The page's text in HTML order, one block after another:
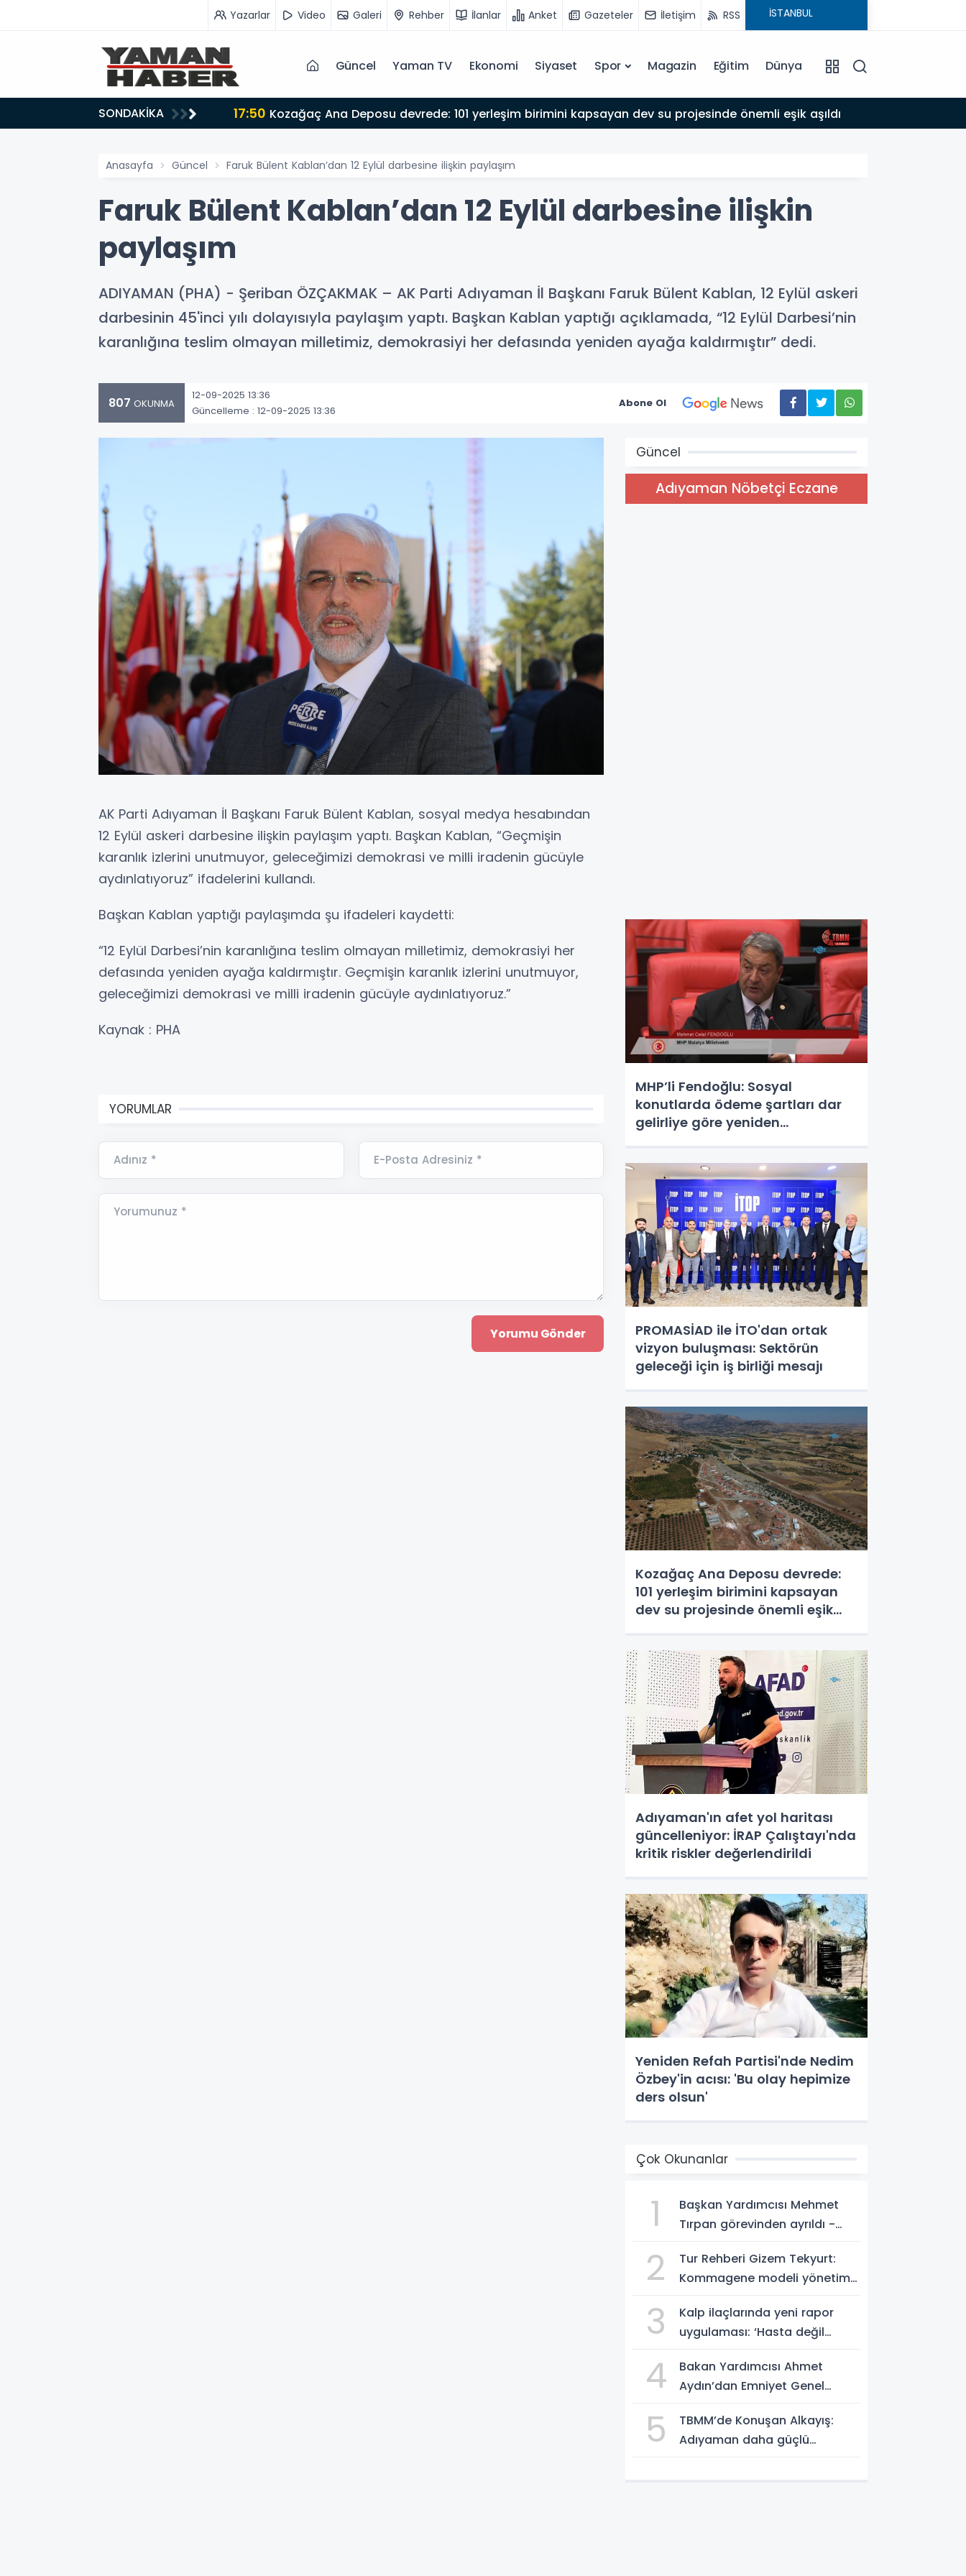
Yazarlar Video Galeri Rehber İlanlar Anket Gazeteler İletişim RSS
Güncel Yaman TV Ekonomi Siyaset Spor Magazin Eğitim Dünya
SONDAKİKA
iş birliği mesajı 17:50 Kozağaç Ana Deposu devrede: 101 yerleşim birimini kapsayan dev su projesinde önemli eşik aşıldı
Anasayfa Güncel Faruk Bülent Kablan’dan 12 Eylül darbesine ilişkin paylaşım
Faruk Bülent Kablan’dan 12 Eylül darbesine ilişkin
paylaşım
ADIYAMAN (PHA) - Şeriban ÖZÇAKMAK – AK Parti Adıyaman İl Başkanı Faruk Bülent Kablan, 12 Eylül askeri
darbesinin 45'inci yılı dolayısıyla paylaşım yaptı. Başkan Kablan yaptığı açıklamada, “12 Eylül Darbesi’nin
karanlığına teslim olmayan milletimiz, demokrasiyi her defasında yeniden ayağa kaldırmıştır” dedi.
807 OKUNMA
12-09-2025 13:36
Güncelleme : 12-09-2025 13:36
Abone Ol
AK Parti Adıyaman İl Başkanı Faruk Bülent Kablan, sosyal medya hesabından
12 Eylül askeri darbesine ilişkin paylaşım yaptı. Başkan Kablan, “Geçmişin
karanlık izlerini unutmuyor, geleceğimizi demokrasi ve milli iradenin gücüyle
aydınlatıyoruz” ifadelerini kullandı.
Başkan Kablan yaptığı paylaşımda şu ifadeleri kaydetti:
“12 Eylül Darbesi’nin karanlığına teslim olmayan milletimiz, demokrasiyi her
defasında yeniden ayağa kaldırmıştır. Geçmişin karanlık izlerini unutmuyor,
geleceğimizi demokrasi ve milli iradenin gücüyle aydınlatıyoruz.”
Kaynak : PHA
YORUMLAR
Adınız * E-Posta Adresiniz *
Yorumunuz *
Güncel
Adıyaman Nöbetçi Eczane
MHP’li Fendoğlu: Sosyal
konutlarda ödeme şartları dar
gelirliye göre yeniden
PROMASİAD ile İTO'dan ortak
vizyon buluşması: Sektörün
geleceği için iş birliği mesajı
Kozağaç Ana Deposu devrede:
101 yerleşim birimini kapsayan
dev su projesinde önemli eşik
Adıyaman'ın afet yol haritası
güncelleniyor: İRAP Çalıştayı'nda
kritik riskler değerlendirildi
Yeniden Refah Partisi'nde Nedim
Özbey'in acısı: 'Bu olay hepimize
ders olsun'
Çok Okunanlar
1
Başkan Yardımcısı Mehmet
Tırpan görevinden ayrıldı -
2
Tur Rehberi Gizem Tekyurt:
Kommagene modeli yönetim
3
Kalp ilaçlarında yeni rapor
uygulaması: ‘Hasta değil
4
Bakan Yardımcısı Ahmet
Aydın’dan Emniyet Genel
5
TBMM’de Konuşan Alkayış:
Adıyaman daha güçlü